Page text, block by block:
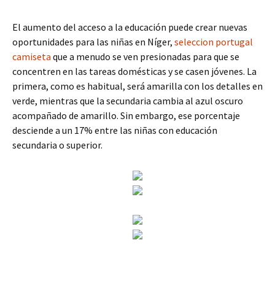
El aumento del acceso a la educación puede crear nuevas
oportunidades para las niñas en Níger, seleccion portugal
camiseta que a menudo se ven presionadas para que se
concentren en las tareas domésticas y se casen jóvenes. La
primera, como es habitual, será amarilla con los detalles en
verde, mientras que la secundaria cambia al azul oscuro
acompañado de amarillo. Sin embargo, ese porcentaje
desciende a un 17% entre las niñas con educación
secundaria o superior.